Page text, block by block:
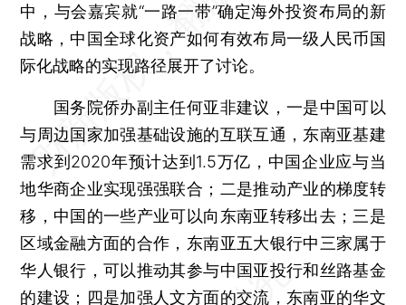
中，与会嘉宾就“一路一带”确定海外投资布局的新
战略，中国全球化资产如何有效布局一级人民币国
际化战略的实现路径展开了讨论。
国务院侨办副主任何亚非建议，一是中国可以
与周边国家加强基础设施的互联互通，东南亚基建
需求到2020年预计达到1.5万亿，中国企业应与当
地华商企业实现强强联合；二是推动产业的梯度转
移，中国的一些产业可以向东南亚转移出去；三是
区域金融方面的合作，东南亚五大银行中三家属于
华人银行，可以推动其参与中国亚投行和丝路基金
的建设；四是加强人文方面的交流，东南亚的华文